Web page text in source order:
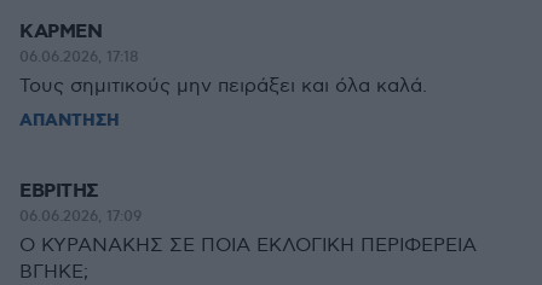
ΚΑΡΜΕΝ
06.06.2026, 17:18
Τους σημιτικούς μην πειράξει και όλα καλά.
ΑΠΑΝΤΗΣΗ
ΕΒΡΙΤΗΣ
06.06.2026, 17:09
Ο ΚΥΡΑΝΑΚΗΣ ΣΕ ΠΟΙΑ ΕΚΛΟΓΙΚΗ ΠΕΡΙΦΕΡΕΙΑ
ΒΓΗΚΕ;